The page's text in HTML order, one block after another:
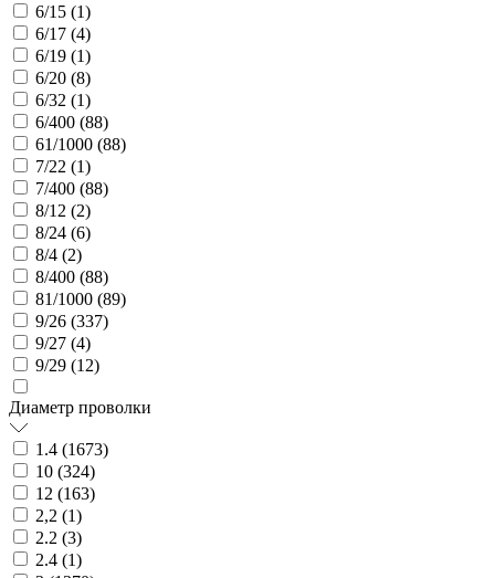
6/15 (1)
6/17 (4)
6/19 (1)
6/20 (8)
6/32 (1)
6/400 (88)
61/1000 (88)
7/22 (1)
7/400 (88)
8/12 (2)
8/24 (6)
8/4 (2)
8/400 (88)
81/1000 (89)
9/26 (337)
9/27 (4)
9/29 (12)
Диаметр проволки
1.4 (1673)
10 (324)
12 (163)
2,2 (1)
2.2 (3)
2.4 (1)